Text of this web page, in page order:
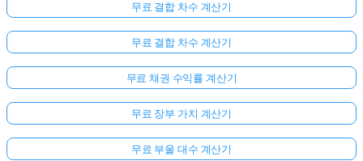
이
없
습
니
첫
무료 결합 차수 계산기
무료 결합 차수 계산기
무료 채권 수익률 계산기
무료 장부 가치 계산기
무료 부울 대수 계산기